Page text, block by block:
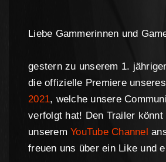
Liebe Gammerinnen und
gestern zu unserem 1.
die offizielle Premiere unseres
2021, welche unsere
verfolgt hat! Den Trailer
unseremYouTube Channel
freuen uns über ein Like und